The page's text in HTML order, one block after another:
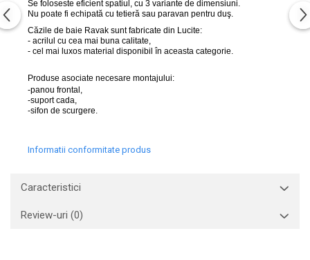
Se foloseste eficient spatiul, cu 3 variante de dimensiuni.
Nu poate fi echipată cu tetieră sau paravan pentru duş.
Căzile de baie Ravak sunt fabricate din Lucite:
- acrilul cu cea mai buna calitate,
- cel mai luxos material disponibil în aceasta categorie.
Produse asociate necesare montajului:
-panou frontal,
-suport cada,
-sifon de scurgere.
Informatii conformitate produs
Caracteristici
Review-uri (0)